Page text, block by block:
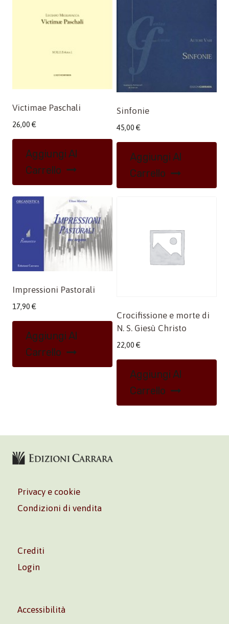
Victimae Paschali
26,00 €
Aggiungi Al
Carrello
Sinfonie
45,00 €
Aggiungi Al
Carrello
Impressioni Pastorali
17,90 €
Aggiungi Al
Carrello
Crocifissione e morte di
N. S. Giesù Christo
22,00 €
Aggiungi Al
Carrello
Privacy e cookie
Condizioni di vendita
Crediti
Login
Accessibilità